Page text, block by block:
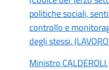
politiche sociali,
controllo e
degli stessi.
Ministro CALDEROLI.